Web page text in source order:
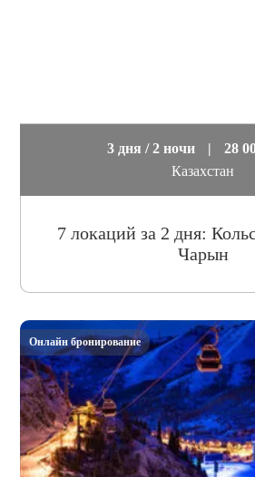
3 дня / 2 ночи |
28
Казахстан
7 локаций за 2 дня:
Чарын
Онлайн бронирование